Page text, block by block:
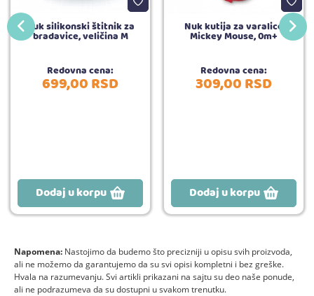
Nuk silikonski štitnik za
bradavice, veličina M
Redovna cena:
699,00RSD
Dodaj u korpu
Nuk kutija za varalice
Mickey Mouse, 0m+
Redovna cena:
309,00RSD
Dodaj u korpu
Napomena: Nastojimo da budemo što precizniji u opisu svih proizvoda,
ali ne možemo da garantujemo da su svi opisi kompletni i bez greške.
Hvala na razumevanju. Svi artikli prikazani na sajtu su deo naše ponude,
ali ne podrazumeva da su dostupni u svakom trenutku.